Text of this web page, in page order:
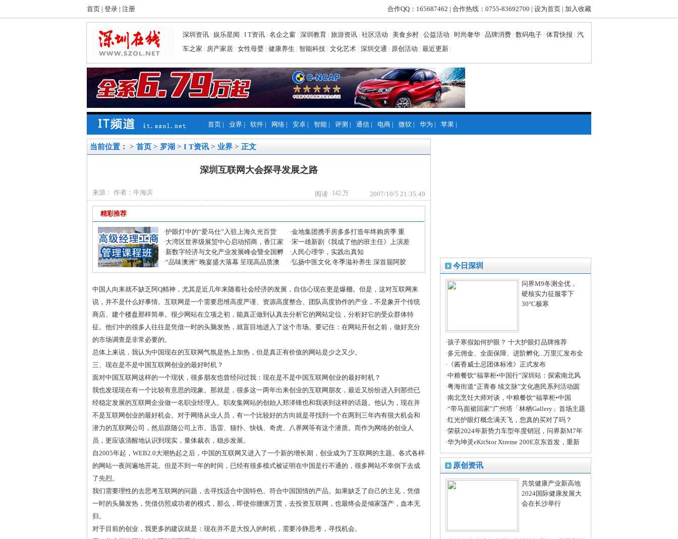
合作QQ：165687462 | 合作热线：0755-83692700 | 设为首页 | 加入收藏
首页 | 登录 | 注册
深圳资讯 | 娱乐星闻 | I T资讯 | 名企之窗 | 深圳教育 | 旅游资讯 | 社区活动 | 美食乡村 | 公益活动 | 时尚奢华 | 品牌消费 | 数码电子 | 体育快报 | 汽
车之家 | 房产家居 | 女性母婴 | 健康养生 | 智能科技 | 文化艺术 | 深圳交通 | 原创活动 | 最近更新 |
首页 | 业界 | 软件 | 网络 | 安卓 | 智能 | 评测 | 通信 | 电商 | 微软 | 华为 | 苹果 |
今日深圳
问界M9冬测全优，
硬核实力征服零下
30°C极寒
·孩子寒假如何护眼？ 十大护眼灯品牌推荐
·多元佣金、全面保障、进阶孵化...万里汇发布全
球合伙人招募令
· 《酱香威士忌团体标准》正式发布
·中粮餐饮“福掌柜•中国行”深圳站：探索南北风
味融合创新的活力密码
·粤海街道“正青春 续文脉”文化惠民系列活动圆
满完成
·南北烹饪大师对谈，中粮餐饮“福掌柜•中国
行”深圳站共话京粤菜系融合之美
·“带马面裙回家”广州塔「林栖Gallery」首场主题
活动展“中国心”
·红光护眼灯概念满天飞，您真的买对了吗？
·荣获2024年新势力车型年度销冠，问界新M7年
度累计交付新车19.7万辆
·华为坤灵eKitStor Xtreme 200E京东首发，重新
定义DRAM-less高端体验
原创资讯
共筑健康产业新高地
2024国际健康发展大
会在长沙举行
当前位置： > 首页 > 罗湖 > I T资讯 > 业界 > 正文
深圳互联网大会探寻发展之路
阅读 2007/10/5 21:35:49
来源： 作者：牛海滨
精彩推荐
·护眼灯中的“爱马仕”入驻上海久光百货 ·金地集团携手房多多打造年终购房季 重
磅优惠助力美好生活
·大湾区世界级展贸中心启动招商，香江家
居打造建材家居业“东方米兰展”
·宋一雄新剧《我成了他的班主任》上演差
生逆袭
·新数字经济与文化产业发展峰会暨全国孵
化中心年度盛典圆满收官
· 人民心理学，实践出真知
·“品味澳洲” 晚宴盛大落幕 呈现高品质澳
式美味
·弘扬中医文化 冬季滋补养生 深首届阿胶
滋补节掀起鹏城养生潮
中国人向来就不缺乏阿Q精神，尤其是近几年来随着社会经济的发展，自信心现在更是爆棚。但是，这对互联网来
说，并不是什么好事情。互联网是一个需要思维高度严谨、资源高度整合、团队高度协作的产业，不是象开个传统
商店、建个楼盘那样简单。很少网站在立项之初，能真正做到认真去分析它的网站定位，分析好它的受众群体特
征。他们中的很多人往往是凭借一时的头脑发热，就盲目地进入了这个市场。要记住：在网站开创之前，做好充分
的市场调查是非常必要的。
总体上来说，我认为中国现在的互联网气氛是热上加热，但是真正有价值的网站是少之又少。
三、现在是不是中国互联网创业的最好时机？
面对中国互联网这样的一个现状，很多朋友也曾经问过我：现在是不是中国互联网创业的最好时机？
我也发现现在有一个比较有意思的现象。那就是，很多这一两年出来创业的互联网朋友，最近又纷纷进入到那些已
经稳定发展的互联网企业做一名职业经理人。职友集网站的创始人郑泽锋也和我谈到这样的话题。他认为，现在并
不是互联网创业的最好机会。对于网络从业人员，有一个比较好的方向就是寻找到一个在两到三年内有很大机会和
潜力的互联网公司，然后跟随公司上市。迅雷、猫扑、快钱、奇虎、八界网等有这个潜质。而作为网络的创业人
员，更应该清醒地认识到现实，量体裁衣，稳步发展。
自2005年起，WEB2.0大潮热起之后，中国的互联网又进入了一个新的增长期，创业成为了互联网的主题。各式各样
的网站一夜间遍地开花。但是不到一年的时间，已经有很多模式被证明在中国是行不通的，很多网站不幸倒下去成
了先烈。
我们需要理性的去思考互联网的问题，去寻找适合中国特色、符合中国国情的产品。如果缺乏了自己的主见，凭借
一时的头脑发热，凭借仿照成功者的模式，那么，即使你腰缠万贯，去投资互联网，也最终会是倾家荡产，血本无
归。
对于目前的创业，我更多的建议就是：现在并不是大投入的时机，需要冷静思考，寻找机会。